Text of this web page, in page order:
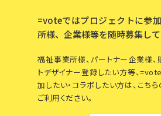
=voteではプロジェクトに参
所様、企業様等を随時募集して
福祉事業所様、パートナー企業様、
トデザイナー登録したい方等、
加したい・コラボしたい方は、こち
ご利用ください。